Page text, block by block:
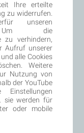
Ihre erteilte
zu widerrufen.
unseren
Um die
zu verhindern,
Aufruf unserer
alle Cookies
Weitere
Nutzung von
der YouTube
Einstellungen
sie werden für
oder mobile